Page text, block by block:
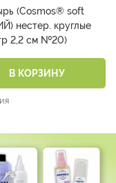
(Cosmos® soft
нестер. круглые
2,2 см №20)
В КОРЗИНУ